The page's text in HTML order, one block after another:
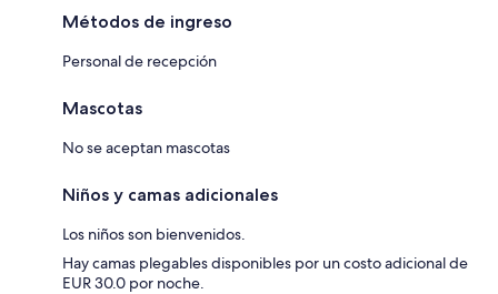
Métodos de ingreso
Personal de recepción
Mascotas
No se aceptan mascotas
Niños y camas adicionales
Los niños son bienvenidos.
Hay camas plegables disponibles por un costo adicional de
EUR 30.0 por noche.